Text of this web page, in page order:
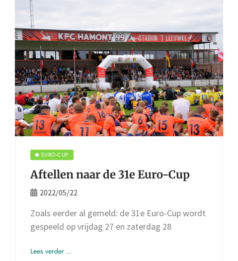
EURO-CUP
Aftellen naar de 31e Euro-Cup
2022/05/22
Zoals eerder al gemeld: de 31e Euro-Cup wordt
gespeeld op vrijdag 27 en zaterdag 28
Lees verder ...